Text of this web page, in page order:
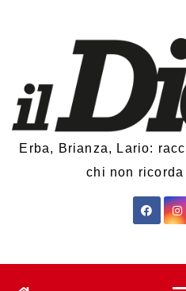
Erba, Brianza, Lario:
chi non ricorda